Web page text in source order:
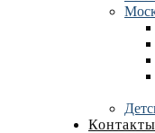
Контакты